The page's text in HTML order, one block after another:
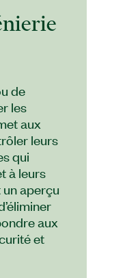
de
les
aux
leurs
qui
à leurs
aperçu
aux
et